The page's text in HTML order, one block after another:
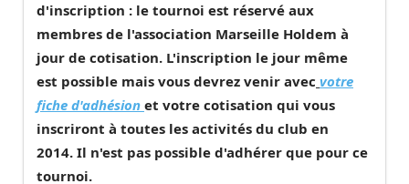
d'inscription : le tournoi est réservé aux
membres de l'association Marseille Holdem à
jour de cotisation. L'inscription le jour même
est possible mais vous devrez venir avec votre
fiche d'adhésion et votre cotisation qui vous
inscriront à toutes les activités du club en
2014. Il n'est pas possible d'adhérer que pour ce
tournoi.